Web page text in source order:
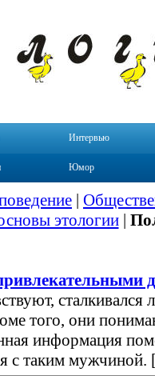
Интервью
Юмор
|
этологии|
сталкивался
того, они
информация
с таким